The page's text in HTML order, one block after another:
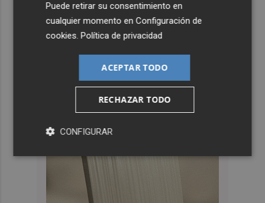
Puede retirar su consentimiento en
cualquier momento enConfiguración de
cookies.Política de privacidad
ACEPTAR TODO
RECHAZAR TODO
CONFIGURAR